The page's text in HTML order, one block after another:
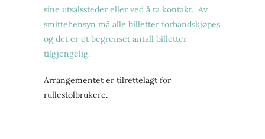
sine utsalssteder eller ved å ta kontakt. Av
smittehensyn må alle billetter forhåndskjøpes
og det er et begrenset antall billetter
tilgjengelig.
Arrangementet er tilrettelagt for
rullestolbrukere.